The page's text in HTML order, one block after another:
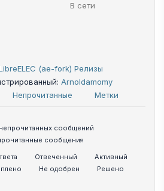
В сети
(ae-fork) Релизы
Arnoldamomy
Непрочитанные Метки
сообщений
сообщения
Отвеченный
Активный
Не одобрен
Решено